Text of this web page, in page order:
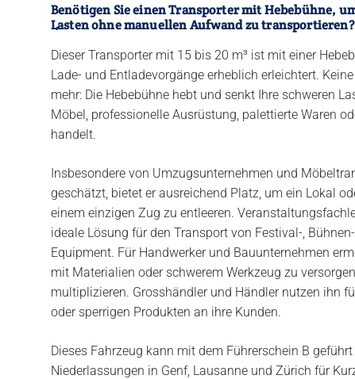
Benötigen Sie einen Transporter mit Hebebühne,
Lasten ohne manuellen Aufwand zu transportieren?
Dieser Transporter mit 15 bis 20 m³ ist mit einer
Lade- und Entladevorgänge erheblich erleichtert.
mehr: Die Hebebühne hebt und senkt Ihre schweren
Möbel, professionelle Ausrüstung, palettierte Waren
handelt.
Insbesondere von Umzugsunternehmen und
geschätzt, bietet er ausreichend Platz, um ein Lokal
einem einzigen Zug zu entleeren.
ideale Lösung für den Transport von Festival-,
Equipment. Für Handwerker und Bauunternehmen
mit Materialien oder schwerem Werkzeug zu
multiplizieren. Grosshändler und Händler nutzen ihn
oder sperrigen Produkten an ihre Kunden.
Dieses Fahrzeug kann mit dem Führerschein B
Niederlassungen in Genf, Lausanne und Zürich für